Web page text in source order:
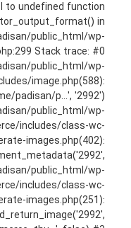
to undefined function
in
public_html/wp-
Stack trace: #0
public_html/wp-
image.php(588):
padisan/p...', '2992')
public_html/wp-
includes/class-wc-
images.php(402):
public_html/wp-
includes/class-wc-
images.php(251):